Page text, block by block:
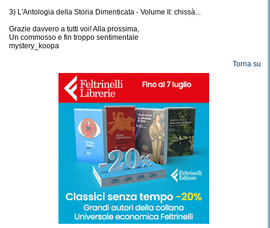
3) L'Antologia della Storia Dimenticata - Volume II: chissà...
Grazie davvero a tutti voi! Alla prossima,
Un commosso e fin troppo sentimentale
mystery_koopa
Torna su